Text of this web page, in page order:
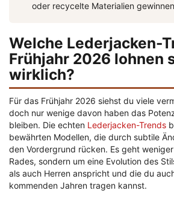
oder recycelte Materialien
Welche Lederjacken-
Frühjahr 2026 lohnen
wirklich?
Für das Frühjahr 2026 siehst du viele
doch nur wenige davon haben das
bleiben. Die echten Lederjacken-Trends
bewährten Modellen, die durch subtile
den Vordergrund rücken. Es geht
Rades, sondern um eine Evolution des
als auch Herren anspricht und die du
kommenden Jahren tragen kannst.